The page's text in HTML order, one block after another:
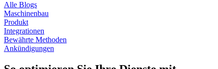
Alle Blogs
Maschinenbau
Produkt
Integrationen
Bewährte Methoden
Ankündigungen